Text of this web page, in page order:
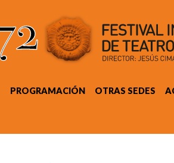
PROGRAMACIÓN OTRAS SEDES